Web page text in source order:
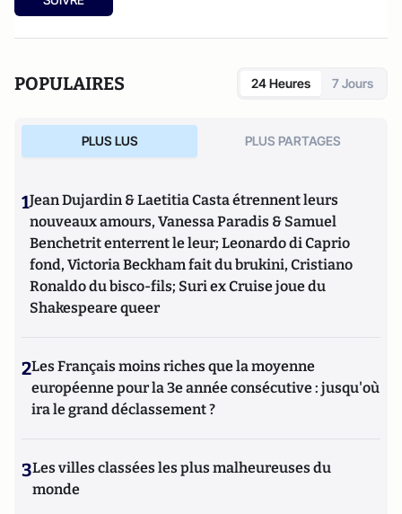
POPULAIRES 24 Heures 7 Jours
PLUS LUS PLUS PARTAGES
1Jean Dujardin & Laetitia Casta étrennent leurs
nouveaux amours, Vanessa Paradis & Samuel
Benchetrit enterrent le leur; Leonardo di Caprio
fond, Victoria Beckham fait du brukini, Cristiano
Ronaldo du bisco-fils; Suri ex Cruise joue du
Shakespeare queer
2Les Français moins riches que la moyenne
européenne pour la 3e année consécutive : jusqu'où
ira le grand déclassement ?
3Les villes classées les plus malheureuses du
monde